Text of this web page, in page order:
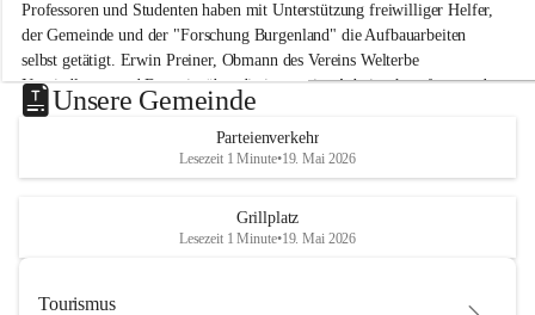
Professoren und Studenten haben mit Unterstützung freiwilliger Helfer,
der Gemeinde und der "Forschung Burgenland" die Aufbauarbeiten
selbst getätigt. Erwin Preiner, Obmann des Vereins Welterbe
Neusiedlersee und Bgm. ist über die innovative Arbeit sehr erfreut und
hofft auf baldige praktische Anwendung der Forschungsergebnisse.
Gerade in Zeiten des Klimawandels ist jede technologische Innovation
wichtig!
Unsere Gemeinde
Parteienverkehr
Lesezeit 1 Minute•19. Mai 2026
Grillplatz
Lesezeit 1 Minute•19. Mai 2026
Tourismus